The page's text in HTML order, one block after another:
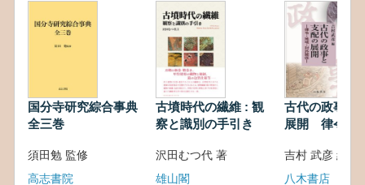
国分寺研究綜合事典
全三巻
須田勉 監修
高志書院
古墳時代の繊維 : 観
察と識別の手引き
沢田むつ代 著
雄山閣
古代の政事と
展開 律令・
吉村 武彦 編集
八木書店